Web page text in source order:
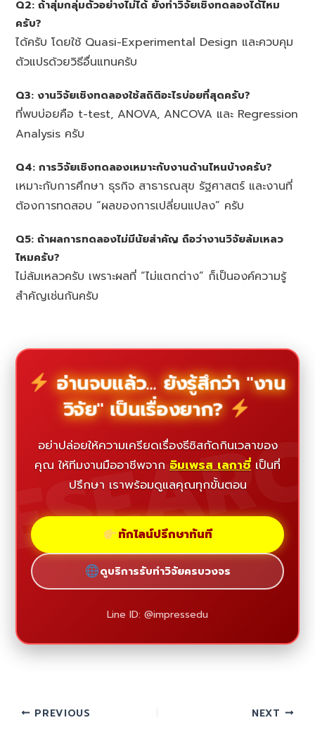
Q2: ถ้าสุ่มกลุ่มตัวอย่างไม่ได้ ยังทำวิจัยเชิงทดลองได้ไหม
ครับ?
ได้ครับ โดยใช้ Quasi-Experimental Design และควบคุม
ตัวแปรด้วยวิธีอื่นแทนครับ
Q3: งานวิจัยเชิงทดลองใช้สถิติอะไรบ่อยที่สุดครับ?
ที่พบบ่อยคือ t-test, ANOVA, ANCOVA และ Regression
Analysis ครับ
Q4: การวิจัยเชิงทดลองเหมาะกับงานด้านไหนบ้างครับ?
เหมาะกับการศึกษา ธุรกิจ สาธารณสุข รัฐศาสตร์ และงานที่
ต้องการทดสอบ “ผลของการเปลี่ยนแปลง” ครับ
Q5: ถ้าผลการทดลองไม่มีนัยสำคัญ ถือว่างานวิจัยล้มเหลว
ไหมครับ?
ไม่ล้มเหลวครับ เพราะผลที่ “ไม่แตกต่าง” ก็เป็นองค์ความรู้
สำคัญเช่นกันครับ
อ่านจบแล้ว... ยังรู้สึกว่า "งาน
วิจัย" เป็นเรื่องยาก?
อย่าปล่อยให้ความเครียดเรื่องธีซิสกัดกินเวลาของ
คุณ ให้ทีมงานมืออาชีพจาก อิมเพรส เลกาซี่ เป็นที่
ปรึกษา เราพร้อมดูแลคุณทุกขั้นตอน
ทักไลน์ปรึกษาทันที
ดูบริการรับทำวิจัยครบวงจร
Line ID: @impressedu
PREVIOUS NEXT